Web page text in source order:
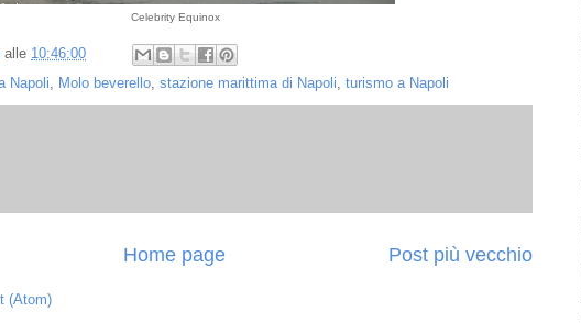
Celebrity Equinox
alle 10:46:00
Napoli Molo beverello stazione marittima di Napoli turismo a Napoli
Post più vecchio
Home page
(Atom)